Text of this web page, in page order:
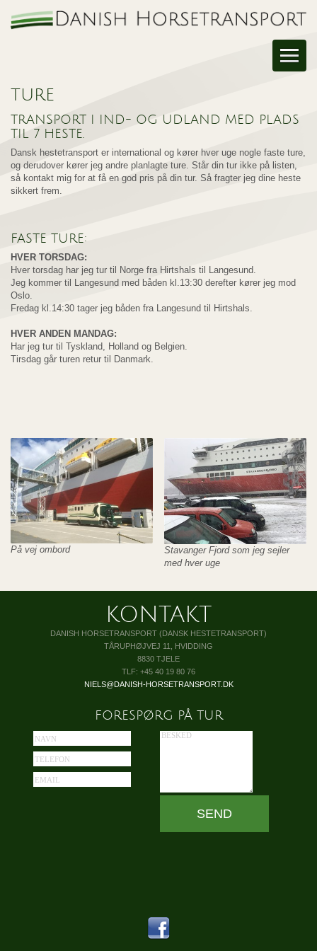
TURE
TRANSPORT I IND- OG UDLAND MED PLADS
TIL 7 HESTE.
Dansk hestetransport er international og kører hver uge nogle faste ture,
og derudover kører jeg andre planlagte ture. Står din tur ikke på listen,
så kontakt mig for at få en god pris på din tur. Så fragter jeg dine heste
sikkert frem.
FASTE TURE:
HVER TORSDAG:
Hver torsdag har jeg tur til Norge fra Hirtshals til Langesund.
Jeg kommer til Langesund med båden kl.13:30 derefter kører jeg mod
Oslo.
Fredag kl.14:30 tager jeg båden fra Langesund til Hirtshals.
HVER ANDEN MANDAG:
Har jeg tur til Tyskland, Holland og Belgien.
Tirsdag går turen retur til Danmark.
På vej ombord
Stavanger Fjord som jeg sejler
med hver uge
KONTAKT
DANISH HORSETRANSPORT (DANSK HESTETRANSPORT)
TÅRUPHØJVEJ 11, HVIDDING
8830 TJELE
TLF: +45 40 19 80 76
NIELS@DANISH-HORSETRANSPORT.DK